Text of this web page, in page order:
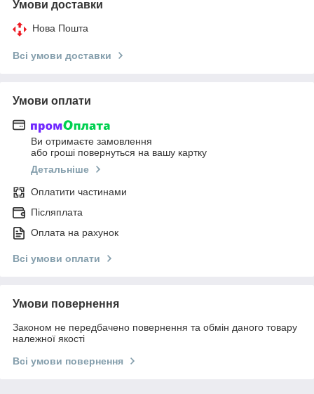
Умови доставки
Нова Пошта
Всі умови доставки
Умови оплати
Ви отримаєте замовлення
або гроші повернуться на вашу картку
Детальніше
Оплатити частинами
Післяплата
Оплата на рахунок
Всі умови оплати
Умови повернення
Законом не передбачено повернення та обмін даного товару
належної якості
Всі умови повернення